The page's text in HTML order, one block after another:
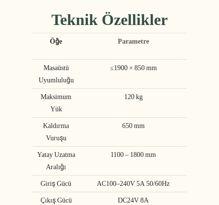
Teknik Özellikler
Öğe Parametre
Masaüstü
Uyumluluğu
≤1900 × 850 mm
Maksimum
Yük
120 kg
Kaldırma
Vuruşu
650 mm
Yatay Uzatma
Aralığı
1100 – 1800 mm
Giriş Gücü AC100–240V 5A 50/60Hz
Çıkış Gücü DC24V 8A